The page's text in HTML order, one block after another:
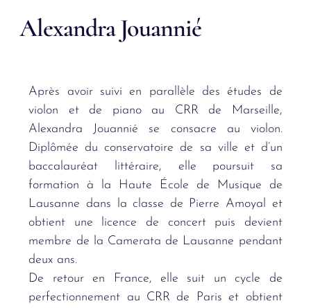
Alexandra Jouannié
Après avoir suivi en parallèle des études de
violon et de piano au CRR de Marseille,
Alexandra Jouannié se consacre au violon.
Diplômée du conservatoire de sa ville et d’un
baccalauréat littéraire, elle poursuit sa
formation à la Haute École de Musique de
Lausanne dans la classe de Pierre Amoyal et
obtient une licence de concert puis devient
membre de la Camerata de Lausanne pendant
deux ans.
De retour en France, elle suit un cycle de
perfectionnement au CRR de Paris et obtient